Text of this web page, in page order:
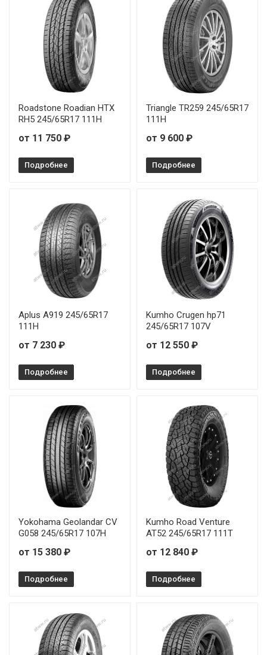
Roadstone Roadian HTX
RH5 245/65R17 111H
от 11 750 ₽
Подробнее
Triangle TR259 245/65R17
111H
от 9 600 ₽
Подробнее
Aplus A919 245/65R17
111H
от 7 230 ₽
Подробнее
Kumho Crugen hp71
245/65R17 107V
от 12 550 ₽
Подробнее
Yokohama Geolandar CV
G058 245/65R17 107H
от 15 380 ₽
Подробнее
Kumho Road Venture
AT52 245/65R17 111T
от 12 840 ₽
Подробнее